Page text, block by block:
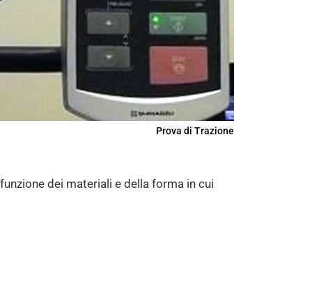
Prova di Trazione
dei materiali e della forma in cui